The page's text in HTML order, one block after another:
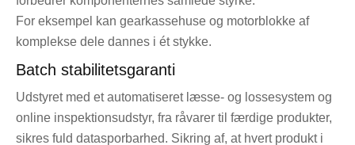
For eksempel kan gearkassehuse og motorblokke af
komplekse dele dannes i ét stykke.
Batch stabilitetsgaranti
Udstyret med et automatiseret læsse- og lossesystem og
online inspektionsudstyr, fra råvarer til færdige produkter,
sikres fuld datasporbarhed. Sikring af, at hvert produkt i